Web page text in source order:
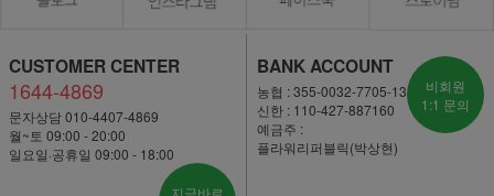
CUSTOMER CENTER
1644-4869
문자상담 010-4407-4869
월~토 09:00 - 20:00
일요일·공휴일 09:00 - 18:00
지금바로
BANK ACCOUNT
농협 : 355-0032-7705-13
신한 : 110-427-887160
예금주 :
플라워리퍼블릭(박상현)
비회원
1:1 문의